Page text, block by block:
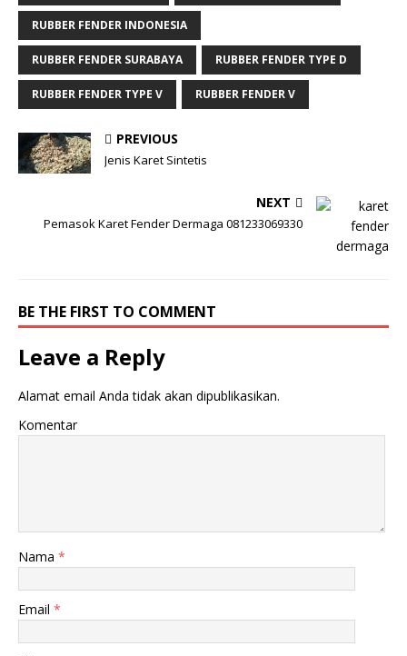
RUBBER FENDER INDONESIA
RUBBER FENDER SURABAYA RUBBER FENDER TYPE D
RUBBER FENDER TYPE V RUBBER FENDER V
PREVIOUS
Jenis Karet Sintetis
NEXT
Pemasok Karet Fender Dermaga 081233069330
BE THE FIRST TO COMMENT
Leave a Reply
Alamat email Anda tidak akan dipublikasikan.
Komentar
Nama *
Email *